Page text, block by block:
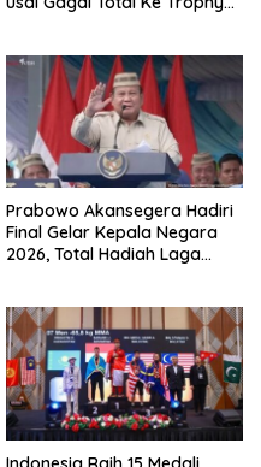
Prabowo Akansegera Hadiri
Final Gelar Kepala Negara
2026, Total Hadiah Laga